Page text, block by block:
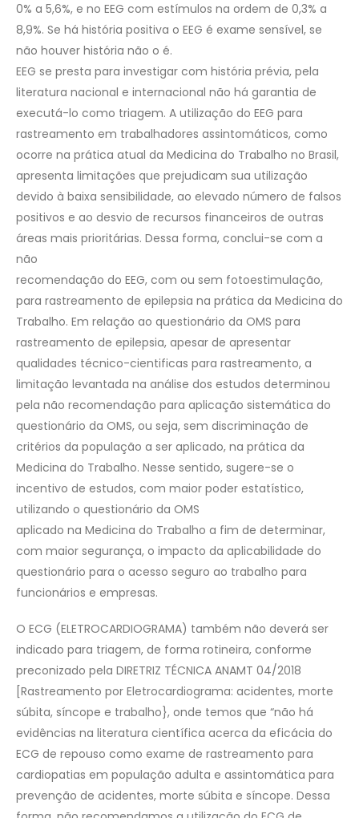
0% a 5,6%, e no EEG com estímulos na ordem de 0,3% a
8,9%. Se há história positiva o EEG é exame sensível, se
não houver história não o é.
EEG se presta para investigar com história prévia, pela
literatura nacional e internacional não há garantia de
executá-lo como triagem. A utilização do EEG para
rastreamento em trabalhadores assintomáticos, como
ocorre na prática atual da Medicina do Trabalho no Brasil,
apresenta limitações que prejudicam sua utilização
devido à baixa sensibilidade, ao elevado número de falsos
positivos e ao desvio de recursos financeiros de outras
áreas mais prioritárias. Dessa forma, conclui-se com a
não
recomendação do EEG, com ou sem fotoestimulação,
para rastreamento de epilepsia na prática da Medicina do
Trabalho. Em relação ao questionário da OMS para
rastreamento de epilepsia, apesar de apresentar
qualidades técnico-cientificas para rastreamento, a
limitação levantada na análise dos estudos determinou
pela não recomendação para aplicação sistemática do
questionário da OMS, ou seja, sem discriminação de
critérios da população a ser aplicado, na prática da
Medicina do Trabalho. Nesse sentido, sugere-se o
incentivo de estudos, com maior poder estatístico,
utilizando o questionário da OMS
aplicado na Medicina do Trabalho a fim de determinar,
com maior segurança, o impacto da aplicabilidade do
questionário para o acesso seguro ao trabalho para
funcionários e empresas.
O ECG (ELETROCARDIOGRAMA) também não deverá ser
indicado para triagem, de forma rotineira, conforme
preconizado pela DIRETRIZ TÉCNICA ANAMT 04/2018
[Rastreamento por Eletrocardiograma: acidentes, morte
súbita, síncope e trabalho}, onde temos que “não há
evidências na literatura científica acerca da eficácia do
ECG de repouso como exame de rastreamento para
cardiopatias em população adulta e assintomática para
prevenção de acidentes, morte súbita e síncope. Dessa